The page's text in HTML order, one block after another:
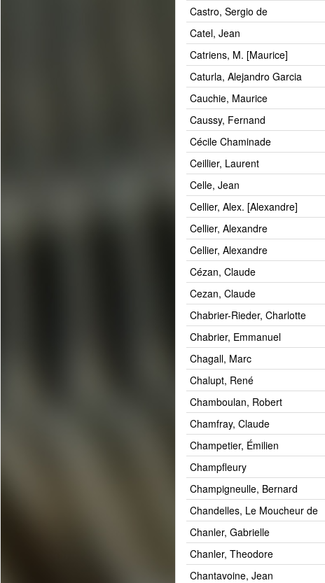
Castro, Sergio de
Catel, Jean
Catriens, M. [Maurice]
Caturla, Alejandro Garcia
Cauchie, Maurice
Caussy, Fernand
Cécile Chaminade
Ceillier, Laurent
Celle, Jean
Cellier, Alex. [Alexandre]
Cellier, Alexandre
Cellier, Alexandre
Cézan, Claude
Cezan, Claude
Chabrier-Rieder, Charlotte
Chabrier, Emmanuel
Chagall, Marc
Chalupt, René
Chamboulan, Robert
Chamfray, Claude
Champetier, Émilien
Champfleury
Champigneulle, Bernard
Chandelles, Le Moucheur de
Chanler, Gabrielle
Chanler, Theodore
Chantavoine, Jean